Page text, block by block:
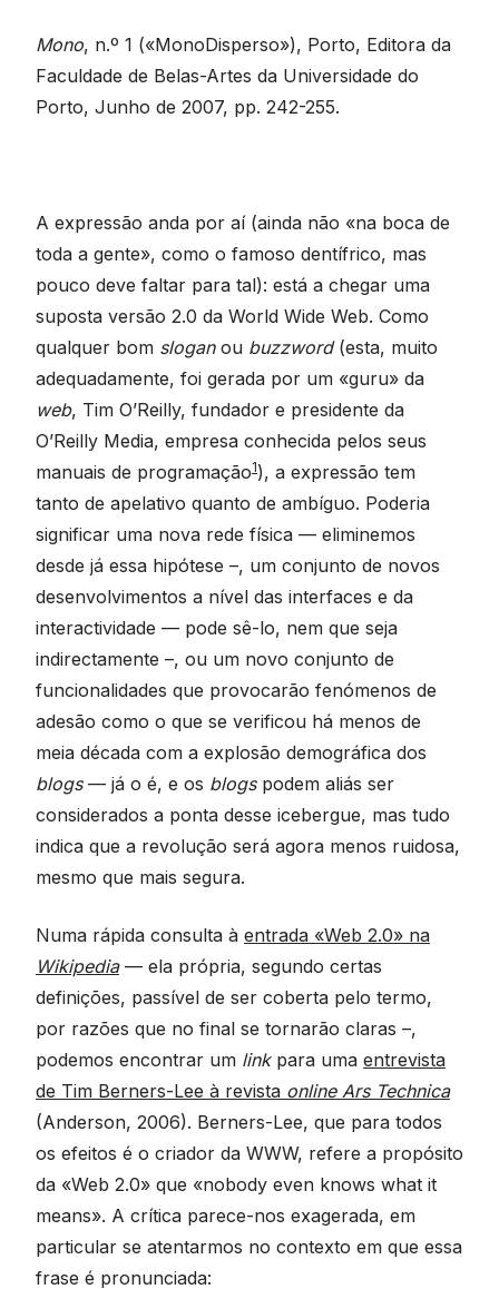
Mono, n.º 1 («MonoDisperso»), Porto, Editora da
Faculdade de Belas-Artes da Universidade do
Porto, Junho de 2007, pp. 242-255.
A expressão anda por aí (ainda não «na boca de
toda a gente», como o famoso dentífrico, mas
pouco deve faltar para tal): está a chegar uma
suposta versão 2.0 da World Wide Web. Como
qualquer bom sloganou buzzword(esta, muito
adequadamente, foi gerada por um «guru» da
web, Tim O’Reilly, fundador e presidente da
O’Reilly Media, empresa conhecida pelos seus
manuais de programação1), a expressão tem
tanto de apelativo quanto de ambíguo. Poderia
significar uma nova rede física — eliminemos
desde já essa hipótese –, um conjunto de novos
desenvolvimentos a nível das interfaces e da
interactividade — pode sê-lo, nem que seja
indirectamente –, ou um novo conjunto de
funcionalidades que provocarão fenómenos de
adesão como o que se verificou há menos de
meia década com a explosão demográfica dos
blogs— já o é, e os blogspodem aliás ser
considerados a ponta desse icebergue, mas tudo
indica que a revolução será agora menos ruidosa,
mesmo que mais segura.
Numa rápida consulta à entrada «Web 2.0» na
Wikipedia— ela própria, segundo certas
definições, passível de ser coberta pelo termo,
por razões que no final se tornarão claras –,
podemos encontrar um linkpara uma entrevista
de Tim Berners-Lee à revista online Ars Technica
(Anderson, 2006). Berners-Lee, que para todos
os efeitos é o criador da WWW, refere a propósito
da «Web 2.0» que «nobody even knows what it
means». A crítica parece-nos exagerada, em
particular se atentarmos no contexto em que essa
frase é pronunciada: